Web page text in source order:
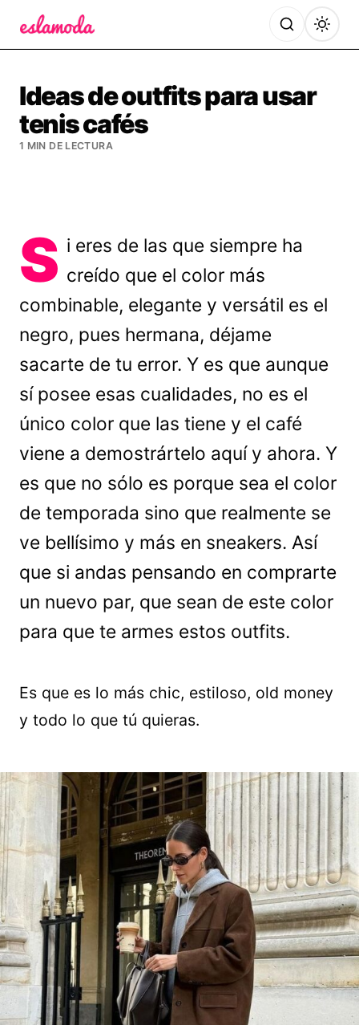
Ideas de outfits para usar
tenis cafés
1 MIN DE LECTURA
S i eres de las que siempre ha
creído que el color más
combinable, elegante y versátil es el
negro, pues hermana, déjame
sacarte de tu error. Y es que aunque
sí posee esas cualidades, no es el
único color que las tiene y el café
viene a demostrártelo aquí y ahora. Y
es que no sólo es porque sea el color
de temporada sino que realmente se
ve bellísimo y más en sneakers. Así
que si andas pensando en comprarte
un nuevo par, que sean de este color
para que te armes estos outfits.
Es que es lo más chic, estiloso, old money
y todo lo que tú quieras.